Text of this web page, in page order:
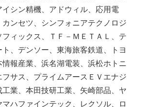
シン精機、アドウィル、応用電
ンセツ、シンフォニアテクノロジ
フィックス、ＴＦ－ＭＥＴＡＬ、テ
ト、デンソー、東海旅客鉄道、トヨ
情報産業、浜名湖電装、浜松ホトニ
フサス、プライムアースＥＶエナジ
工業、本田技研工業、矢崎部品、ヤ
ハファインテック、レクソル、ロ